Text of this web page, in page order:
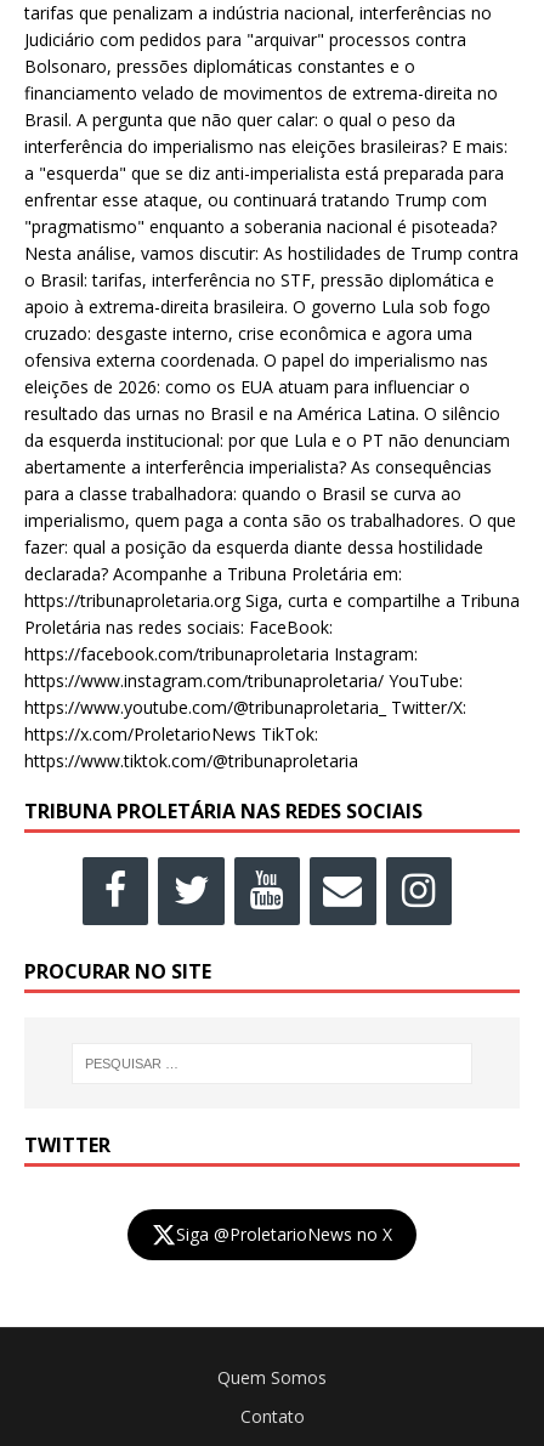
tarifas que penalizam a indústria nacional, interferências no
Judiciário com pedidos para "arquivar" processos contra
Bolsonaro, pressões diplomáticas constantes e o
financiamento velado de movimentos de extrema-direita no
Brasil. A pergunta que não quer calar: o qual o peso da
interferência do imperialismo nas eleições brasileiras? E mais:
a "esquerda" que se diz anti-imperialista está preparada para
enfrentar esse ataque, ou continuará tratando Trump com
"pragmatismo" enquanto a soberania nacional é pisoteada?
Nesta análise, vamos discutir: As hostilidades de Trump contra
o Brasil: tarifas, interferência no STF, pressão diplomática e
apoio à extrema-direita brasileira. O governo Lula sob fogo
cruzado: desgaste interno, crise econômica e agora uma
ofensiva externa coordenada. O papel do imperialismo nas
eleições de 2026: como os EUA atuam para influenciar o
resultado das urnas no Brasil e na América Latina. O silêncio
da esquerda institucional: por que Lula e o PT não denunciam
abertamente a interferência imperialista? As consequências
para a classe trabalhadora: quando o Brasil se curva ao
imperialismo, quem paga a conta são os trabalhadores. O que
fazer: qual a posição da esquerda diante dessa hostilidade
declarada? Acompanhe a Tribuna Proletária em:
https://tribunaproletaria.org Siga, curta e compartilhe a Tribuna
Proletária nas redes sociais: FaceBook:
https://facebook.com/tribunaproletaria Instagram:
https://www.instagram.com/tribunaproletaria/ YouTube:
https://www.youtube.com/@tribunaproletaria_ Twitter/X:
https://x.com/ProletarioNews TikTok:
https://www.tiktok.com/@tribunaproletaria
TRIBUNA PROLETÁRIA NAS REDES SOCIAIS
PROCURAR NO SITE
TWITTER
Siga @ProletarioNews no X
Quem Somos
Contato